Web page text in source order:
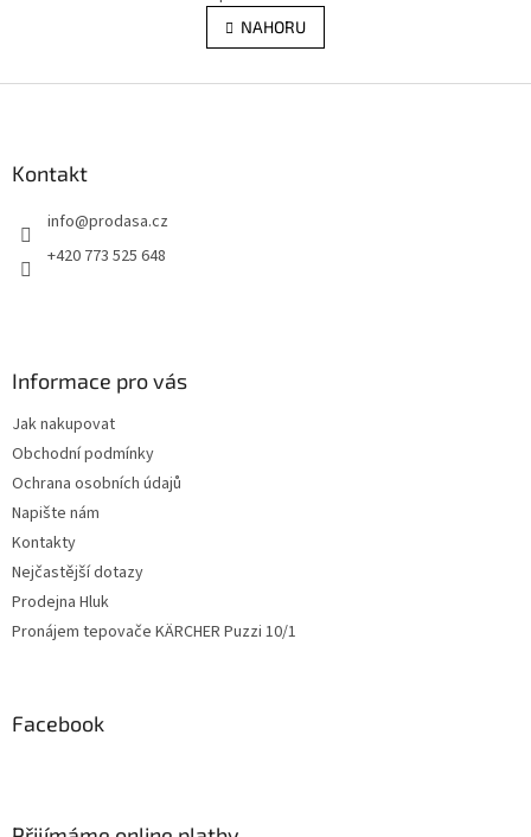
v
l
á
á
n
k
v
NAHORU
Kontakt
info@prodasa.cz
+420 773 525 648
Informace pro vás
Jak nakupovat
Obchodní podmínky
Ochrana osobních údajů
Napište nám
Kontakty
Nejčastější dotazy
Prodejna Hluk
Pronájem tepovače KÄRCHER Puzzi 10/1
Facebook